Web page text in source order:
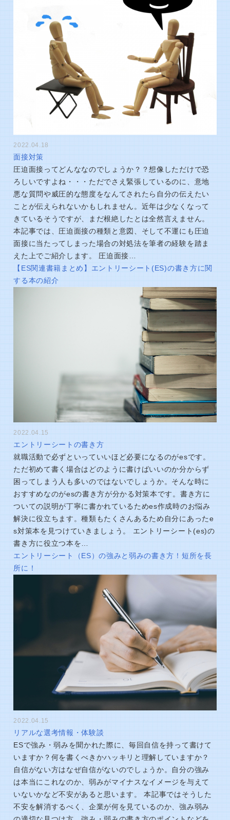
2022.04.18
面接対策
圧迫面接ってどんななのでしょうか？？想像しただけで恐
ろしいですよね・・・ただでさえ緊張しているのに、意地
悪な質問や威圧的な態度をなんてされたら自分の伝えたい
ことが伝えられないかもしれません。近年は少なくなって
きているそうですが、まだ根絶したとは全然言えません。
本記事では、圧迫面接の種類と意図、そして不運にも圧迫
面接に当たってしまった場合の対処法を筆者の経験を踏ま
えた上でご紹介します。 圧迫面接…
【ES関連書籍まとめ】エントリーシート(ES)の書き方に関
する本の紹介
2022.04.15
エントリーシートの書き方
就職活動で必ずといっていいほど必要になるのがesです。
ただ初めて書く場合はどのように書けばいいのか分からず
困ってしまう人も多いのではないでしょうか。そんな時に
おすすめなのがesの書き方が分かる対策本です。書き方に
ついての説明が丁寧に書かれているためes作成時のお悩み
解決に役立ちます。種類もたくさんあるため自分にあったe
s対策本を見つけていきましょう。 エントリーシート(es)の
書き方に役立つ本を…
エントリーシート（ES）の強みと弱みの書き方！短所を長
所に！
2022.04.15
リアルな選考情報・体験談
ESで強み・弱みを聞かれた際に、毎回自信を持って書けて
いますか？何を書くべきかハッキリと理解していますか？
自信がない方はなぜ自信がないのでしょうか。自分の強み
は本当にこれなのか、弱みがマイナスなイメージを与えて
いないかなど不安があると思います。 本記事ではそうした
不安を解消するべく、企業が何を見ているのか、強み弱み